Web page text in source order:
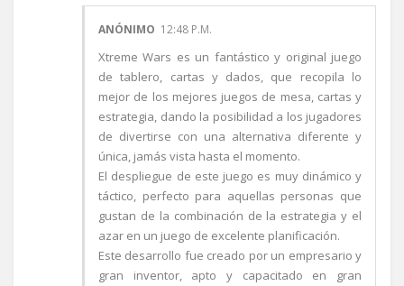
ANÓNIMO 12:48 P.M.
Xtreme Wars es un fantástico y original juego
de tablero, cartas y dados, que recopila lo
mejor de los mejores juegos de mesa, cartas y
estrategia, dando la posibilidad a los jugadores
de divertirse con una alternativa diferente y
única, jamás vista hasta el momento.
El despliegue de este juego es muy dinámico y
táctico, perfecto para aquellas personas que
gustan de la combinación de la estrategia y el
azar en un juego de excelente planificación.
Este desarrollo fue creado por un empresario y
gran inventor, apto y capacitado en gran